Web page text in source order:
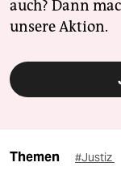
auch? Dann
unsere Aktion.
Themen #Justiz